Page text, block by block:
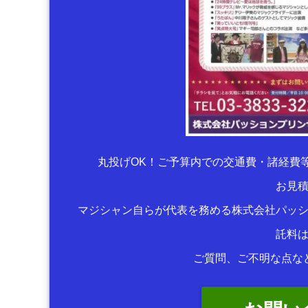
丸投げOK！ご予算内での交通費・諸経費
お見
マジシャン自らが代表を務める株式会社パッ
託料
ご質問、ご不明な点